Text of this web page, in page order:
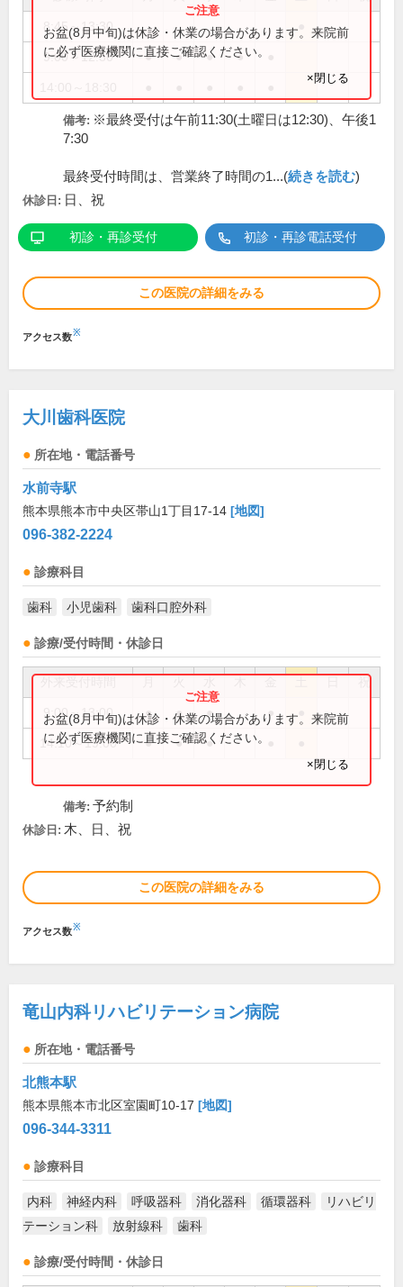
8:45～13:30
9:00～12:30 ● ● ● ●
お盆(8月中旬)は休診・休業の場合があります。来院前
に必ず医療機関に直接ご確認ください。
×閉じる
備考: ※最終受付は午前11:30(土曜日は12:30)、午後1
7:30
最終受付時間は、営業終了時間の1...(続きを読む)
休診日: 日、祝
初診・再診受付 初診・再診電話受付
この医院の詳細をみる
アクセス数※
大川歯科医院
所在地・電話番号
水前寺駅
熊本県熊本市中央区帯山1丁目17-14 [地図]
096-382-2224
診療科目
歯科 小児歯科 歯科口腔外科
診療/受付時間・休診日
祝
9:00～13:00 ● ● ● ●
14:10～19:00 ● ● ●
お盆(8月中旬)は休診・休業の場合があります。来院前
に必ず医療機関に直接ご確認ください。
×閉じる
備考: 予約制
休診日: 木、日、祝
この医院の詳細をみる
アクセス数※
竜山内科リハビリテーション病院
所在地・電話番号
北熊本駅
熊本県熊本市北区室園町10-17 [地図]
096-344-3311
診療科目
内科 神経内科 呼吸器科 消化器科 循環器科
リハビリ
テーション科
放射線科 歯科
診療/受付時間・休診日